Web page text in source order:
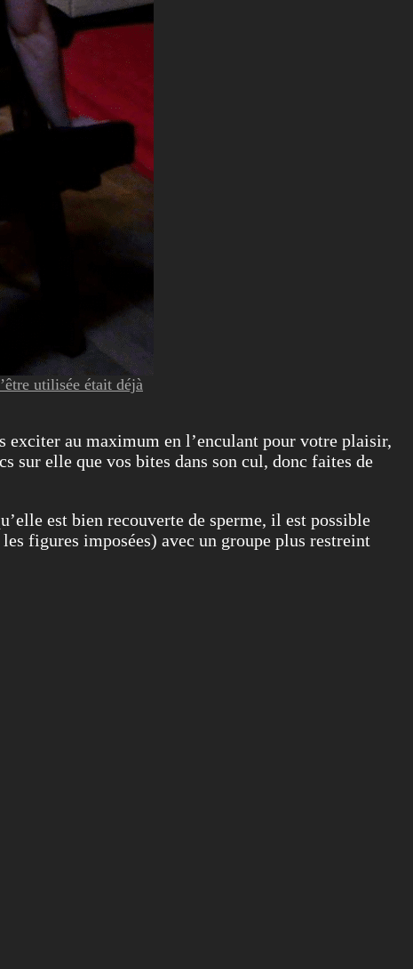
utilisée était déjà
exciter au maximum en l’enculant pour votre plaisir,
sur elle que vos bites dans son cul, donc faites de
est bien recouverte de sperme, il est possible
figures imposées) avec un groupe plus restreint